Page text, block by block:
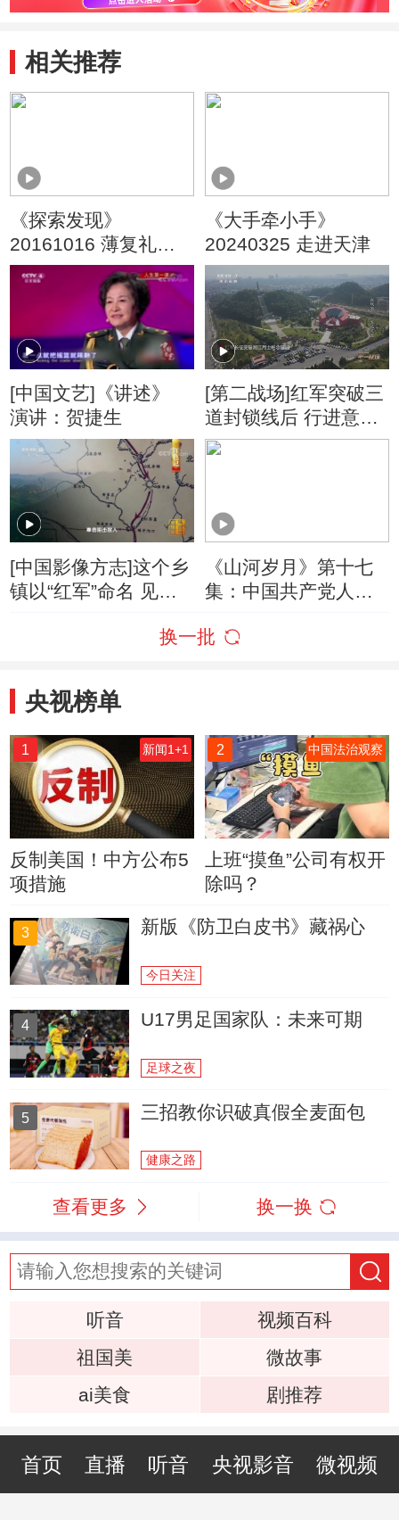
相关推荐
《探索发现》
20161016 薄复礼的
长征 （二） 行行复行
《大手牵小手》
20240325 走进天津
[中国文艺]《讲述》
演讲：贺捷生
[第二战场]红军突破三
道封锁线后 行进意图
暴露
[中国影像方志]这个乡
镇以“红军”命名 见证
《山河岁月》第十七
集：中国共产党人的
换一批
央视榜单
1 新闻1+1
反制美国！中方公布5
项措施
2 中国法治观察
上班“摸鱼”公司有权开
除吗？
3 新版《防卫白皮书》藏祸心
今日关注
4 U17男足国家队：未来可期
足球之夜
5 三招教你识破真假全麦面包
健康之路
查看更多 换一换
听音
视频百科
祖国美
微故事
ai美食
剧推荐
首页 直播 听音 央视影音 微视频